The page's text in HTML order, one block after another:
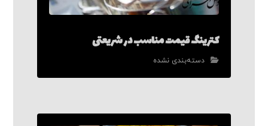
کترینگ قیمت مناسب در شریعتی
دسته‌بندی نشده